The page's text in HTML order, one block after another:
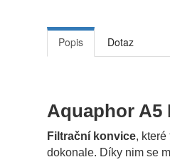
Popis Dotaz
Aquaphor
Filtrační konvice,
dokonale. Díky nim se